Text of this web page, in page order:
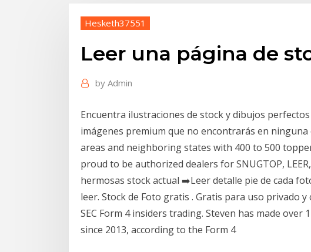
Hesketh37551
Leer una página de
by Admin
Encuentra ilustraciones de stock y dibujos
imágenes premium que no encontrarás en
areas and neighboring states with 400 to 500
proud to be authorized dealers for SNUGTOP,
hermosas stock actual ➡️Leer detalle pie de cada
leer. Stock de Foto gratis . Gratis para uso privado
SEC Form 4 insiders trading. Steven has made
since 2013, according to the Form 4